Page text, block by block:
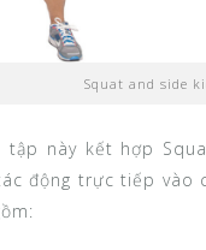
Squat and side
này kết hợp
động trực tiếp vào